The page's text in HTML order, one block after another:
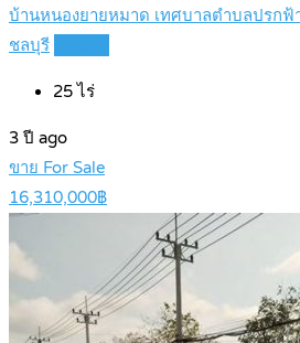
บ้านหนองยายหมาด เทศบาลตำบลปรกฟ้
ชลบุรี
25 ไร่
3 ปี ago
ขาย For Sale
16,310,000฿